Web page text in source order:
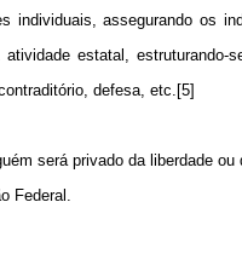
individuais, assegurando os
estatal, estruturando-
defesa, etc.[5]
será privado da liberdade
Federal.